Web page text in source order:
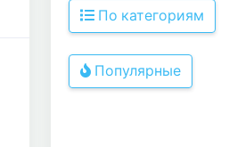
По категориям
Популярные